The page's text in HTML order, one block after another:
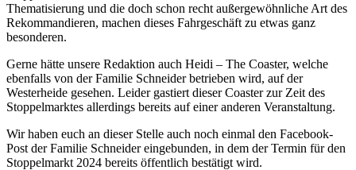
Thematisierung und die doch schon recht außergewöhnliche Art des
Rekommandieren, machen dieses Fahrgeschäft zu etwas ganz
besonderen.
Gerne hätte unsere Redaktion auch Heidi – The Coaster, welche
ebenfalls von der Familie Schneider betrieben wird, auf der
Westerheide gesehen. Leider gastiert dieser Coaster zur Zeit des
Stoppelmarktes allerdings bereits auf einer anderen Veranstaltung.
Wir haben euch an dieser Stelle auch noch einmal den Facebook-
Post der Familie Schneider eingebunden, in dem der Termin für den
Stoppelmarkt 2024 bereits öffentlich bestätigt wird.